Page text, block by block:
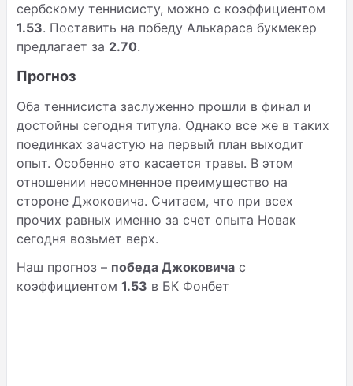
сербскому теннисисту, можно с коэффициентом
1.53. Поставить на победу Алькараса букмекер
предлагает за 2.70.
Прогноз
Оба теннисиста заслуженно прошли в финал и
достойны сегодня титула. Однако все же в таких
поединках зачастую на первый план выходит
опыт. Особенно это касается травы. В этом
отношении несомненное преимущество на
стороне Джоковича. Считаем, что при всех
прочих равных именно за счет опыта Новак
сегодня возьмет верх.
Наш прогноз – победа Джоковича с
коэффициентом 1.53 в БК Фонбет